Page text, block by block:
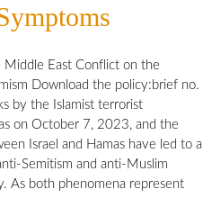
Middle East Conflict on the
Download the policy:brief no.
by the Islamist terrorist
on October 7, 2023, and the
Israel and Hamas have led to a
Semitism and anti-Muslim
As both phenomena represent